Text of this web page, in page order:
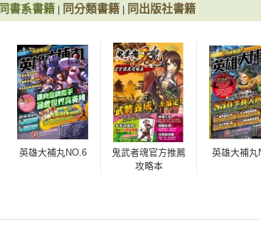
同書系書籍 同分類書籍 同出版社書籍
英雄大補丸NO.6
鬼武者魂官方推薦
攻略本
英雄大補丸